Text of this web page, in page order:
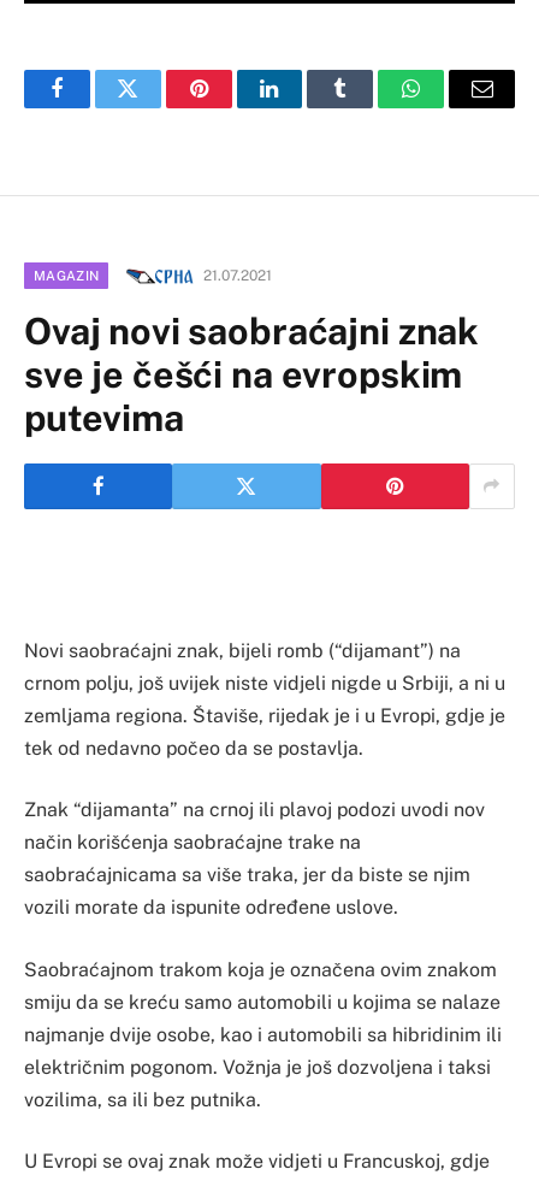
FacebookTwitter PinterestLinkedInTumblr WhatsAppEmail
MAGAZIN 21.07.2021
Ovaj novi saobraćajni znak
sve je češći na evropskim
putevima
Novi saobraćajni znak, bijeli romb (“dijamant”) na
crnom polju, još uvijek niste vidjeli nigde u Srbiji, a ni u
zemljama regiona. Štaviše, rijedak je i u Evropi, gdje je
tek od nedavno počeo da se postavlja.
Znak “dijamanta” na crnoj ili plavoj podozi uvodi nov
način korišćenja saobraćajne trake na
saobraćajnicama sa više traka, jer da biste se njim
vozili morate da ispunite određene uslove.
Saobraćajnom trakom koja je označena ovim znakom
smiju da se kreću samo automobili u kojima se nalaze
najmanje dvije osobe, kao i automobili sa hibridinim ili
električnim pogonom. Vožnja je još dozvoljena i taksi
vozilima, sa ili bez putnika.
U Evropi se ovaj znak može vidjeti u Francuskoj, gdje